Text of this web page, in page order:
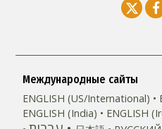
Международные сайты
ENGLISH (US/International)
ENGLISH (India)
ENGLISH